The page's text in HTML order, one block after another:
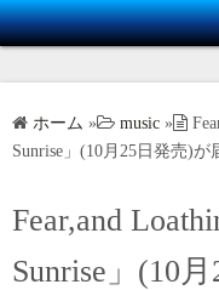
コ
ン
ツ
キ
ッ
ホーム » music »
Sunrise」(10月25日発売)が
Fear,and
Sunrise」(10